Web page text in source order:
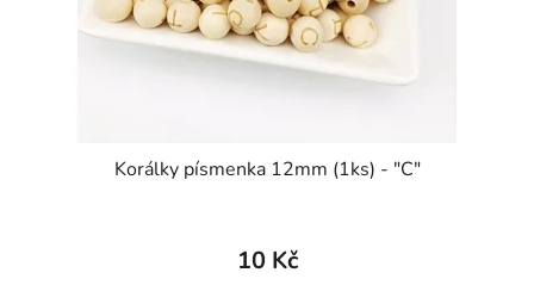
Korálky písmenka 12mm (1ks) - "C"
10 Kč